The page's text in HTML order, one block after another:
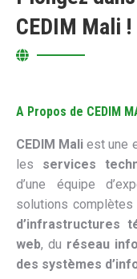
CEDIM Mali !
A Propos de CEDIM
CEDIM Mali est une
les services
d’une équipe
solutions complètes
d’infrastructures
web, du réseau
des systèmes